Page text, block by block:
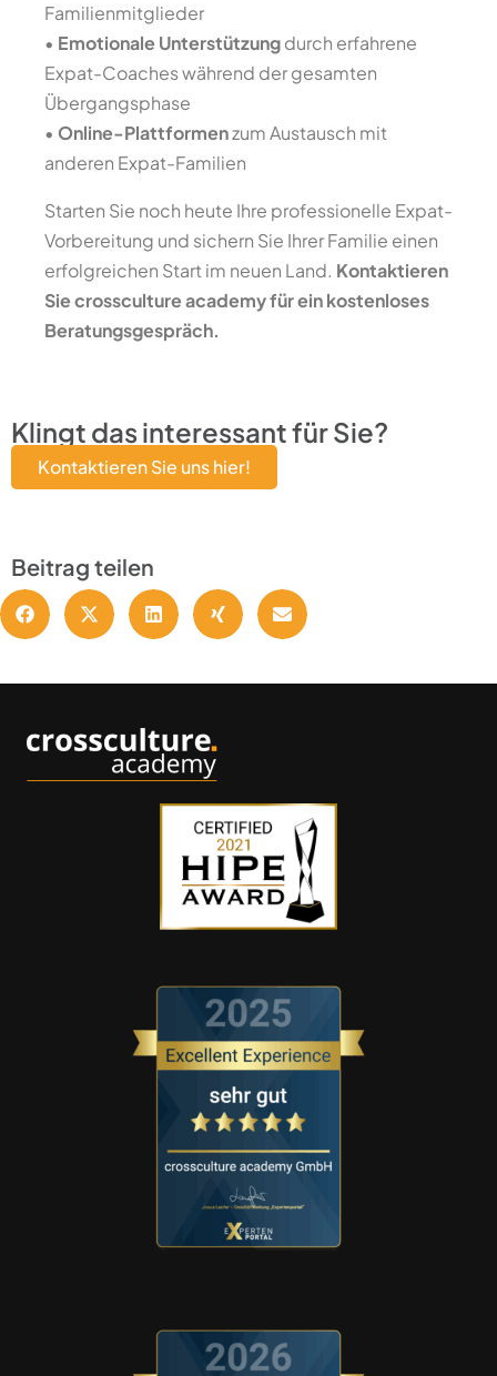
Familienmitglieder
• Emotionale Unterstützungdurch erfahrene
Expat-Coaches während der gesamten
Übergangsphase
• Online-Plattformenzum Austausch mit
anderen Expat-Familien
Starten Sie noch heute Ihre professionelle Expat-
Vorbereitung und sichern Sie Ihrer Familie einen
erfolgreichen Start im neuen Land. Kontaktieren
Sie crossculture academy für ein kostenloses
Beratungsgespräch.
Klingt das interessant für Sie?
Kontaktieren Sie uns hier!
Beitrag teilen